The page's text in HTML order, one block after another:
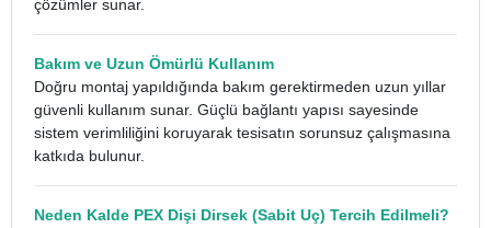
çözümler sunar.
Bakım ve Uzun Ömürlü Kullanım
Doğru montaj yapıldığında bakım gerektirmeden uzun yıllar
güvenli kullanım sunar. Güçlü bağlantı yapısı sayesinde
sistem verimliliğini koruyarak tesisatın sorunsuz çalışmasına
katkıda bulunur.
Neden Kalde PEX Dişi Dirsek (Sabit Uç) Tercih Edilmeli?